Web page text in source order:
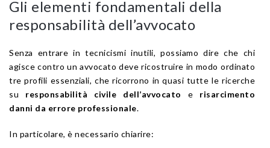
Gli elementi fondamentali della
responsabilità dell’avvocato
Senza entrare in tecnicismi inutili, possiamo dire che chi
agisce contro un avvocato deve ricostruire in modo ordinato
tre profili essenziali, che ricorrono in quasi tutte le ricerche
su responsabilità civile dell’avvocato e risarcimento
danni da errore professionale.
In particolare, è necessario chiarire: